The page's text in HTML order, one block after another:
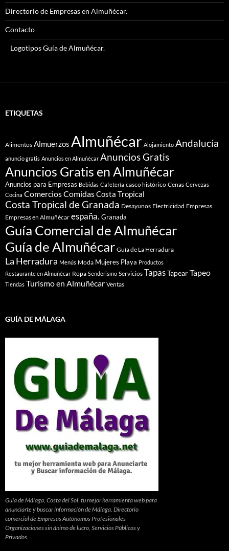
Directorio de Empresas en Almuñécar.
Contacto
Logotipos Guía de Almuñécar.
ETIQUETAS
Alimentos Almuerzos Almuñécar Alojamiento Andalucía
anuncio gratis Anuncios en Almuñécar Anuncios Gratis
Anuncios Gratis en Almuñécar
Anuncios para Empresas Bebidas Cafetería casco histórico Cenas Cervezas
Cocina ComerciosComidasCosta Tropical
Costa Tropical de Granada Desayunos Electricidad Empresas
Empresas en Almuñécar españa. Granada
Guía Comercial de Almuñécar
Guía de Almuñécar Guía de La Herradura
La Herradura Menús Moda Mujeres Playa Productos
Restaurante en Almuñécar Ropa Senderismo Servicios TapasTapearTapeo
Tiendas Turismo en Almuñécar Ventas
GUÍA DE MÁLAGA
Guía de Málaga, Costa del Sol. tu mejor herramienta web para
anunciarte y buscar información de Málaga. Directorio
comercial de Empresas Autónomos Profesionales
Organizaciones sin ánimo de lucro, Servicios Públicos y
Privados.